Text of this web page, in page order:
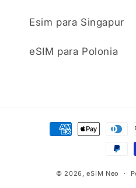
Esim para Singapur
eSIM para Polonia
Formas
de
© 2026,eSIM Neo